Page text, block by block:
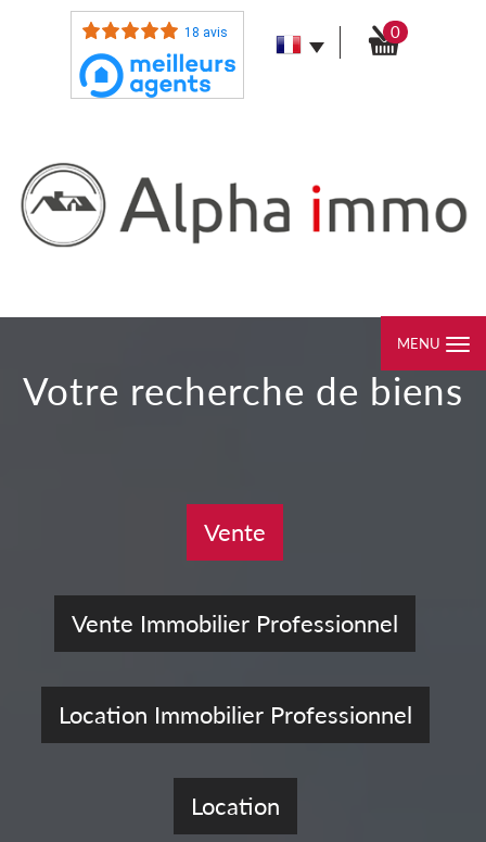
18 avis 0
MENU
votre recherche de biens
Vente
Vente Immobilier Professionnel
Location Immobilier Professionnel
Location